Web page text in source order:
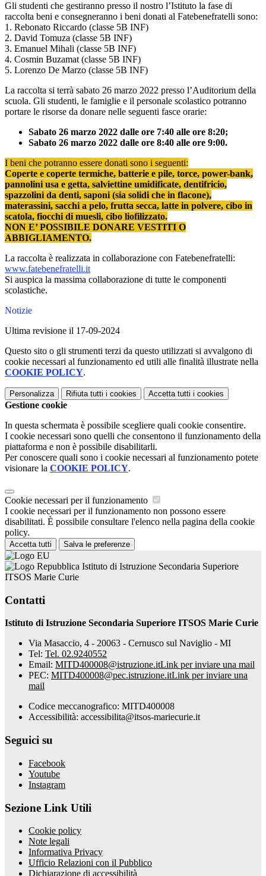
Gli studenti che gestiranno presso il nostro l’Istituto la fase di
raccolta beni e consegneranno i beni donati al Fatebenefratelli sono:
1. Rebonato Riccardo (classe 5B INF)
2. David Tomuza (classe 5B INF)
3. Emanuel Mihali (classe 5B INF)
4. Cosmin Buzamat (classe 5B INF)
5. Lorenzo De Marzo (classe 5B INF)
La raccolta si terrà sabato 26 marzo 2022 presso l’Auditorium della
scuola. Gli studenti, le famiglie e il personale scolastico potranno
portare le risorse da donare nelle seguenti fasce orarie:
Sabato 26 marzo 2022 dalle ore 7:40 alle ore 8:20;
Sabato 26 marzo 2022 dalle ore 8:40 alle ore 9:00.
I beni che potranno essere donati sono i seguenti:
Coperte e coperte termiche, batterie e pile, torce, power-bank,
pannolini usa e getta, salviettine umidificate, dentifricio,
spazzolini da denti, saponi (sia solidi che in flacone),
materassini, sacchi a pelo, frutta secca, latte in polvere, cibo in
scatola, fiocchi di muesli, cibo liofilizzato.
NON E’ POSSIBILE DONARE VESTITI O
ABBIGLIAMENTO.
La raccolta è realizzata in collaborazione con Fatebenefratelli:
www.fatebenefratelli.it
Si auspica la massima collaborazione di tutte le componenti
scolastiche.
Notizie
Ultima revisione il 17-09-2024
Questo sito o gli strumenti terzi da questo utilizzati si avvalgono di
cookie necessari al funzionamento ed utili alle finalità illustrate nella
COOKIE POLICY.
Personalizza Rifiuta tutti i cookies Accetta tutti i cookies
Gestione cookie
In questa schermata è possibile scegliere quali cookie consentire.
I cookie necessari sono quelli che consentono il funzionamento della
piattaforma e non è possibile disabilitarli.
Per conoscere quali sono i cookie necessari al funzionamento potete
visionare la COOKIE POLICY.
Cookie necessari per il funzionamento
I cookie necessari per il funzionamento non possono essere
disabilitati. È possibile consultare l'elenco nella pagina della cookie
policy.
Accetta tutti Salva le preferenze
Istituto di Istruzione Secondaria Superiore
ITSOS Marie Curie
Contatti
Istituto di Istruzione Secondaria Superiore ITSOS Marie Curie
Via Masaccio, 4 - 20063 - Cernusco sul Naviglio - MI
Tel: Tel. 02.9240552
Email: MITD400008@istruzione.itLink per inviare una mail
PEC: MITD400008@pec.istruzione.itLink per inviare una
mail
Codice meccanografico: MITD400008
Accessibilità: accessibilita@itsos-mariecurie.it
Seguici su
Facebook
Youtube
Instagram
Sezione Link Utili
Cookie policy
Note legali
Informativa Privacy
Ufficio Relazioni con il Pubblico
Dichiarazione di accessibilità